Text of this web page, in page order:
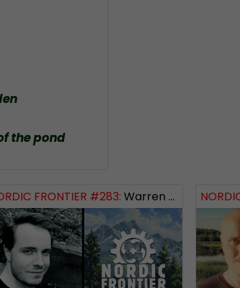
the pond
FRONTIER #283: Warren Balogh of Warstrike